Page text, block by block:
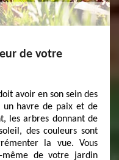
de votre
avoir en son sein des
un havre de paix et de
les arbres donnant de
des couleurs sont
la vue. Vous
même de votre jardin